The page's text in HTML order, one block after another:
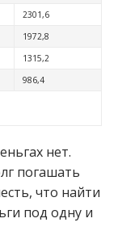
2301,6
1972,8
1315,2
986,4
нет.
погашать
что найти
под одну и